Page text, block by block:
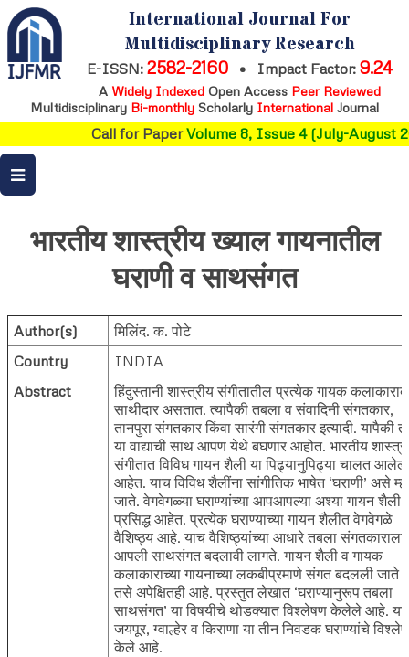
International Journal For
Multidisciplinary Research
E-ISSN: 2582-2160 • Impact Factor: 9.24
A Widely IndexedOpen Access Peer Reviewed
Multidisciplinary Bi-monthly Scholarly International Journal
Call for PaperVolume 8, Issue 4 (July-August
भारतीय शास्त्रीय ख्याल गायनातील
घराणी व साथसंगत
Author(s)
मिलिंद. क. पोटे
Country
INDIA
Abstract
हिंदुस्तानी शास्त्रीय संगीतातील प्रत्येक गायक
साथीदार असतात. त्यापैकी तबला व संवादिनी संगतकार,
तानपुरा संगतकार किंवा सारंगी संगतकार इत्यादी. यापैकी
या वाद्याची साथ आपण येथे बघणार आहोत. भारतीय
संगीतात विविध गायन शैली या पिढ्यानुपिढ्या चालत
आहेत. याच विविध शैलींना सांगीतिक भाषेत ‘घराणी’ असे
जाते. वेगवेगळ्या घराण्यांच्या आपआपल्या अश्या गायन शैली
प्रसिद्ध आहेत. प्रत्येक घराण्याच्या गायन शैलीत वेगवेगळे
वैशिष्ठ्य आहे. याच वैशिष्ठ्यांच्या आधारे तबला संगतकाराला
आपली साथसंगत बदलावी लागते. गायन शैली व गायक
कलाकाराच्या गायनाच्या लकबीप्रमाणे संगत बदलली जाते व
तसे अपेक्षितही आहे. प्रस्तुत लेखात ‘घराण्यानुरूप तबला
साथसंगत’ या विषयीचे थोडक्यात विश्लेषण केलेले आहे.
जयपूर, ग्वाल्हेर व किराणा या तीन निवडक घराण्यांचे
केले आहे.